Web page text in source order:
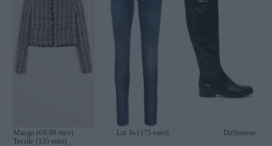
Mango (69,99 euro) Lui Jo (175 euro) Diffusione
Tessile (135 euro)